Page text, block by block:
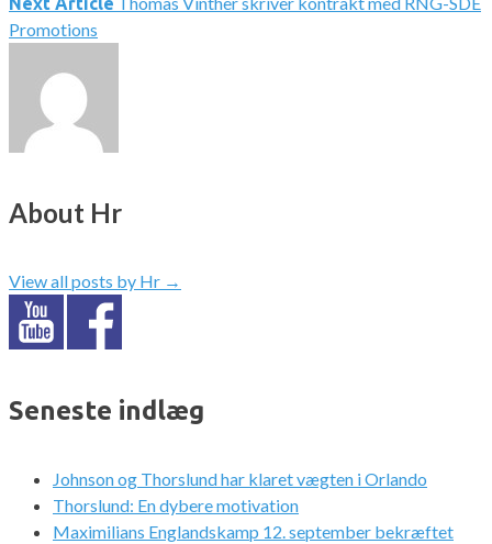
Promotions
About Hr
View all posts by Hr →
Seneste indlæg
Johnson og Thorslund har klaret vægten i Orlando
Thorslund: En dybere motivation
Maximilians Englandskamp 12. september bekræftet